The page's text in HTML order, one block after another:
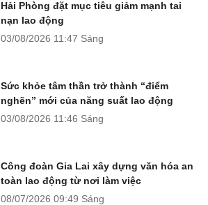
Hải Phòng đặt mục tiêu giảm mạnh tai
nạn lao động
03/08/2026 11:47 Sáng
Sức khỏe tâm thần trở thành “điểm
nghẽn” mới của năng suất lao động
03/08/2026 11:46 Sáng
Công đoàn Gia Lai xây dựng văn hóa an
toàn lao động từ nơi làm việc
08/07/2026 09:49 Sáng